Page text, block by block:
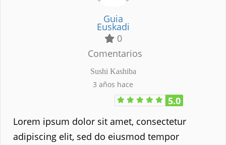
Guia
Euskadi
0
Comentarios
Sushi Kashiba
3 años hace
5.0
Lorem ipsum dolor sit amet, consectetur
adipiscing elit, sed do eiusmod tempor